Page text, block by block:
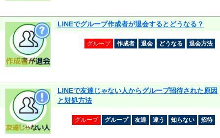
LINEでグループ作成者が退会するとどうなる？
グループ 作成者 退会 どうなる 退会方法
LINEで友達じゃない人からグループ招待された原因
と対処方法
グループ グループ 友達 違う 知らない 招待